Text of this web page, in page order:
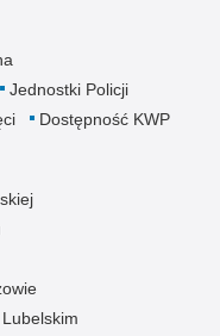
Jednostki Policji
Dostępność KWP